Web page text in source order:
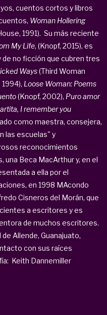
cuentos cortos y libros
Woman Hollering
1991). Su más reciente
My Life, (Knopf, 2015), es
no ficción que cubren tres
Ways(Third Woman
1994), Loose Woman: Poems
(Knopf, 2002), Puro amor
I remember you
como maestra, consejera,
las escuelas" y
reconocimientos
una Beca MacArthur y, en el
a ella por el
en 1998 MAcondo
Cisneros del Morán, que
a escritores y es
de muchos escritores.
Allende, Guanajuato,
con sus raíces
Keith Dannemiller